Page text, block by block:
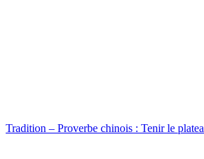
Tradition – Proverbe chinois : Tenir le